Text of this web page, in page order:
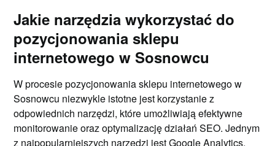
Jakie narzędzia wykorzystać do
pozycjonowania sklepu
internetowego w Sosnowcu
W procesie pozycjonowania sklepu internetowego w
Sosnowcu niezwykle istotne jest korzystanie z
odpowiednich narzędzi, które umożliwiają efektywne
monitorowanie oraz optymalizację działań SEO. Jednym
z najpopularniejszych narzędzi jest Google Analytics,